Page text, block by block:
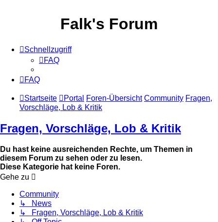
Falk's Forum
Schnellzugriff
FAQ
FAQ
Startseite Portal Foren-Übersicht Community Fragen,
Vorschläge, Lob & Kritik
Fragen, Vorschläge, Lob & Kritik
Du hast keine ausreichenden Rechte, um Themen in
diesem Forum zu sehen oder zu lesen.
Diese Kategorie hat keine Foren.
Gehe zu
Community
↳ News
↳ Fragen, Vorschläge, Lob & Kritik